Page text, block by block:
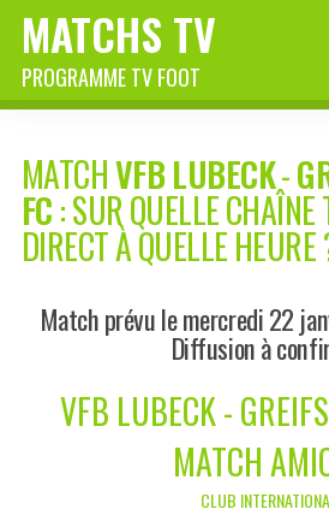
MATCHS TV
PROGRAMME TV FOOT
MATCHVFB LUBECK-
FC: SUR QUELLE CHAÎNE
DIRECT À QUELLE HEURE
Match prévu le mercredi 22
Diffusion à
VFB LUBECK -
MATCH
CLUB